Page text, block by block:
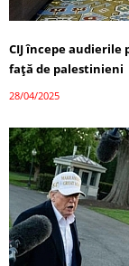
CIJ începe
față de palestinieni
28/04/2025